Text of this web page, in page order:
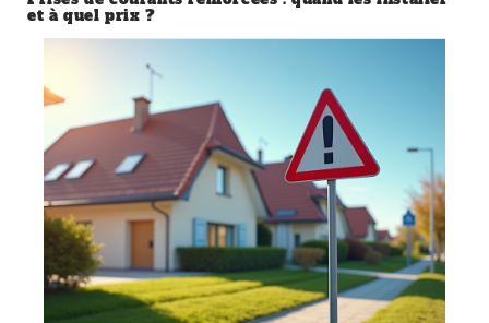
et à quel prix ?